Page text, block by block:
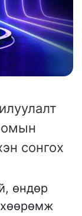
сонгох
өндөр